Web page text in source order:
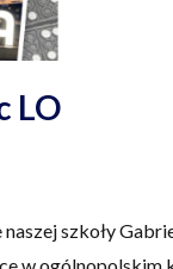
LO
szkoły